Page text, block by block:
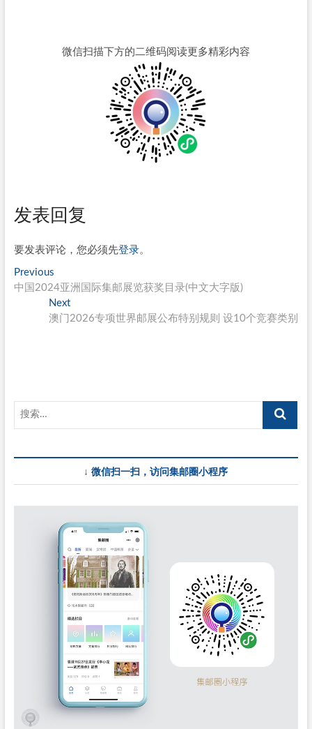
微信扫描下方的二维码阅读更多精彩内容
发表回复
要发表评论，您必须先登录。
文
章
PreviousPrevious
post:
中国2024亚洲国际集邮展览获奖目录(中文大字版)
NextNext
post:
澳门2026专项世界邮展公布特别规则 设10个竞赛类别
↓ 微信扫一扫，访问集邮圈小程序